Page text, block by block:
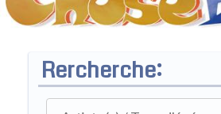
Rercherche: